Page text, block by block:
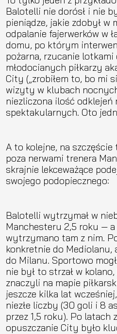
Balotelli nie dorósł i nie
pieniądze, jakie zdobył w
odpalanie fajerwerków w
domu, po którym
pożarna, rzucanie
młodocianych piłkarzy
City („zrobiłem to, bo mi
wizyty w klubach
niezliczona ilość
spektakularnych. Oto
A to kolejne, na
poza nerwami trenera
skrajnie lekceważące
swojego podopiecznego:
Balotelli wytrzymał w
Manchesteru 2,5 roku —
wytrzymano tam z nim.
konkretnie do Mediolanu,
do Milanu. Sportowo
nie był to strzał w
znaczyli na mapie
jeszcze kilka lat
niezłe liczby (30 goli i 8
przez 1,5 roku). Po latach
opuszczanie City było